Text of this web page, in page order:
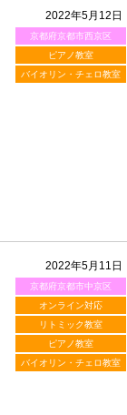
2022年5月12日
京都府京都市西京区
ピアノ教室
バイオリン・チェロ教室
2022年5月11日
京都府京都市中京区
オンライン対応
リトミック教室
ピアノ教室
バイオリン・チェロ教室